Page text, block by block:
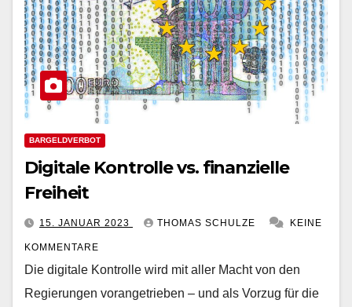
BARGELDVERBOT
Digitale Kontrolle vs. finanzielle
Freiheit
15. JANUAR 2023 THOMAS SCHULZE KEINE
KOMMENTARE
Die digitale Kontrolle wird mit aller Macht von den
Regierungen vorangetrieben – und als Vorzug für die